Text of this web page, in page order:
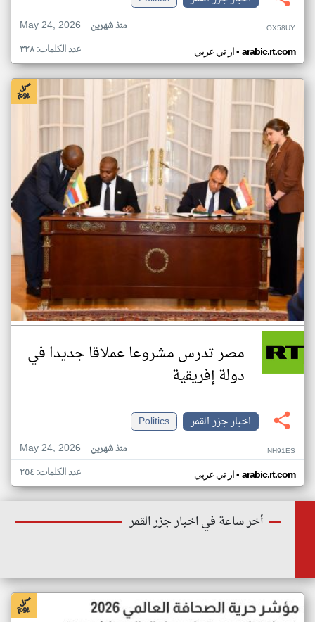
May 24, 2026
منذ شهرين OX58UY
ار تي عربي• arabic.rt.com عدد الكلمات: ٣٢٨
مصر تدرس مشروعا عملاقا جديدا في
دولة إفريقية
اخبار جزر القمر
Politics
May 24, 2026
منذ شهرين NH91ES
ار تي عربي• arabic.rt.com عدد الكلمات: ٢٥٤
أخر ساعة في اخبار جزر القمر